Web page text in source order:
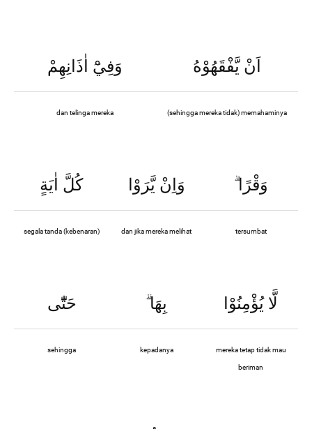
وَفِيْٓ اٰذَانِهِمْ اَنْ يَّفْقَهُوْهُ
dan telinga mereka (sehingga mereka tidak) memahaminya
كُلَّ اٰيَةٍ وَاِنْ يَّرَوْا وَقْرًا
segala tanda (kebenaran) dan jika mereka melihat tersumbat
حَتّٰٓى ۗبِهَا لَّا يُؤْمِنُوْا
sehingga kepadanya mereka tetap tidak mau
beriman